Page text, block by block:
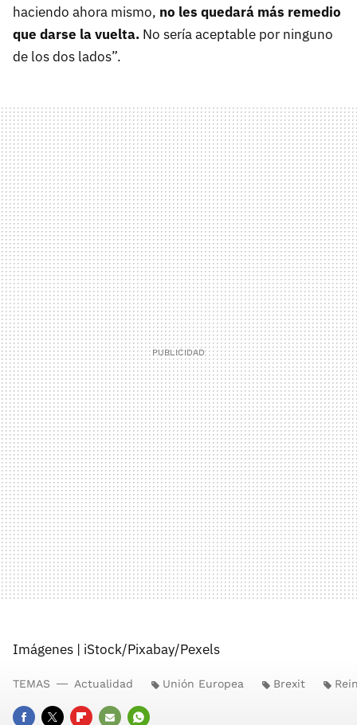
haciendo ahora mismo, no les quedará más remedio
que darse la vuelta. No sería aceptable por ninguno
de los dos lados”.
Imágenes | iStock/Pixabay/Pexels
TEMAS Actualidad Unión Europea Brexit